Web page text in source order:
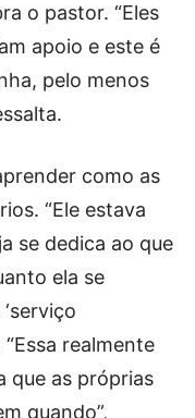
o pastor. “Eles
apoio e este é
pelo menos
como as
“Ele estava
se dedica ao que
ela se
realmente
que as próprias
quando”,